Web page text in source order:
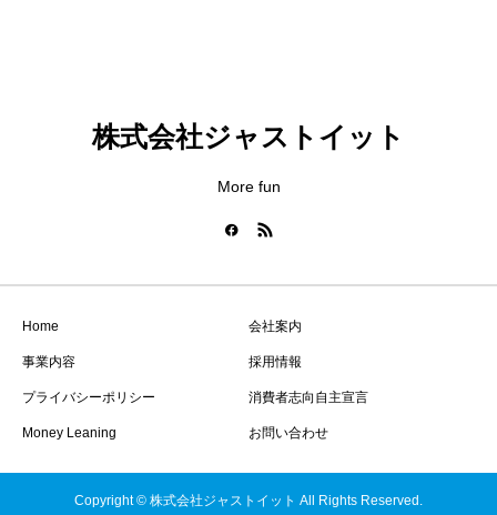
株式会社ジャストイット
More fun
Home 会社案内
事業内容 採用情報
プライバシーポリシー 消費者志向自主宣言
Money Leaning お問い合わせ
Copyright © 株式会社ジャストイット All Rights Reserved.